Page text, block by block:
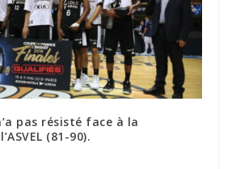
pas résisté face à la
(81-90).